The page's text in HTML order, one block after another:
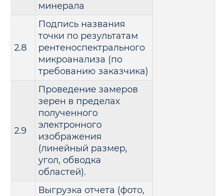
минерала
2.8
Подпись названия
точки по результатам
рентеноспектрального
микроанализа (по
требованию заказчика)
2.9
Проведение замеров
зерен в пределах
полученного
электронного
изображения
(линейный размер,
угол, обводка
областей).
Выгрузка отчета (фото,